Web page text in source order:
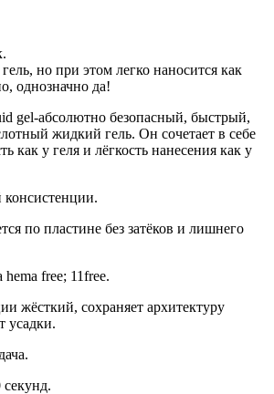
но при этом легко наносится как
однозначно да!
gel-абсолютно безопасный, быстрый,
жидкий гель. Он сочетает в себе
как у геля и лёгкость нанесения как у
консистенции.
по пластине без затёков и лишнего
free; 11free.
жёсткий, сохраняет архитектуру
усадки.